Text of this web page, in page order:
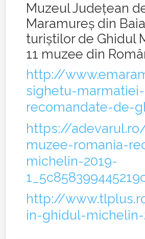
Muzeul Judeţean
Maramureş din
turiştilor de Ghidul
11 muzee din
http://
sighetu-
recomandate-de-
https://
muzee-romania-
michelin-2019-
http://
in-ghidul-